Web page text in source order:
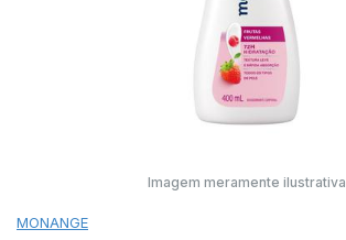
Imagem meramente ilustrativa
MONANGE